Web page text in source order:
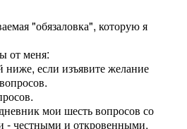
"обязаловка", которую я
от меня:
ниже, если изъявите желание
мои шесть вопросов со
- честными и откровенными,